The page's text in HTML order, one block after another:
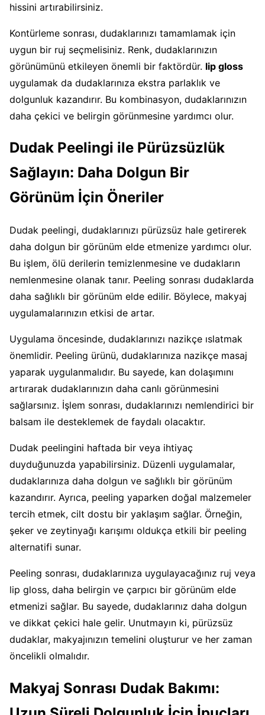
hissini artırabilirsiniz.
Kontürleme sonrası, dudaklarınızı tamamlamak için
uygun bir ruj seçmelisiniz. Renk, dudaklarınızın
görünümünü etkileyen önemli bir faktördür. lip gloss
uygulamak da dudaklarınıza ekstra parlaklık ve
dolgunluk kazandırır. Bu kombinasyon, dudaklarınızın
daha çekici ve belirgin görünmesine yardımcı olur.
Dudak Peelingi ile Pürüzsüzlük
Sağlayın: Daha Dolgun Bir
Görünüm İçin Öneriler
Dudak peelingi, dudaklarınızı pürüzsüz hale getirerek
daha dolgun bir görünüm elde etmenize yardımcı olur.
Bu işlem, ölü derilerin temizlenmesine ve dudakların
nemlenmesine olanak tanır. Peeling sonrası dudaklarda
daha sağlıklı bir görünüm elde edilir. Böylece, makyaj
uygulamalarınızın etkisi de artar.
Uygulama öncesinde, dudaklarınızı nazikçe ıslatmak
önemlidir. Peeling ürünü, dudaklarınıza nazikçe masaj
yaparak uygulanmalıdır. Bu sayede, kan dolaşımını
artırarak dudaklarınızın daha canlı görünmesini
sağlarsınız. İşlem sonrası, dudaklarınızı nemlendirici bir
balsam ile desteklemek de faydalı olacaktır.
Dudak peelingini haftada bir veya ihtiyaç
duyduğunuzda yapabilirsiniz. Düzenli uygulamalar,
dudaklarınıza daha dolgun ve sağlıklı bir görünüm
kazandırır. Ayrıca, peeling yaparken doğal malzemeler
tercih etmek, cilt dostu bir yaklaşım sağlar. Örneğin,
şeker ve zeytinyağı karışımı oldukça etkili bir peeling
alternatifi sunar.
Peeling sonrası, dudaklarınıza uygulayacağınız ruj veya
lip gloss, daha belirgin ve çarpıcı bir görünüm elde
etmenizi sağlar. Bu sayede, dudaklarınız daha dolgun
ve dikkat çekici hale gelir. Unutmayın ki, pürüzsüz
dudaklar, makyajınızın temelini oluşturur ve her zaman
öncelikli olmalıdır.
Makyaj Sonrası Dudak Bakımı: